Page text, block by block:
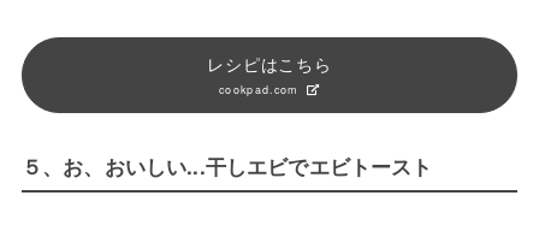
レシピはこちら
cookpad.com
５、お、おいしい...干しエビでエビトースト